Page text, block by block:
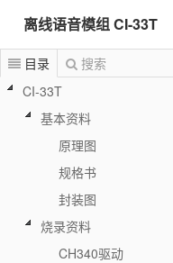
离线语音模组 CI-33T
目录 搜索
CI-33T
基本资料
原理图
规格书
封装图
烧录资料
CH340驱动